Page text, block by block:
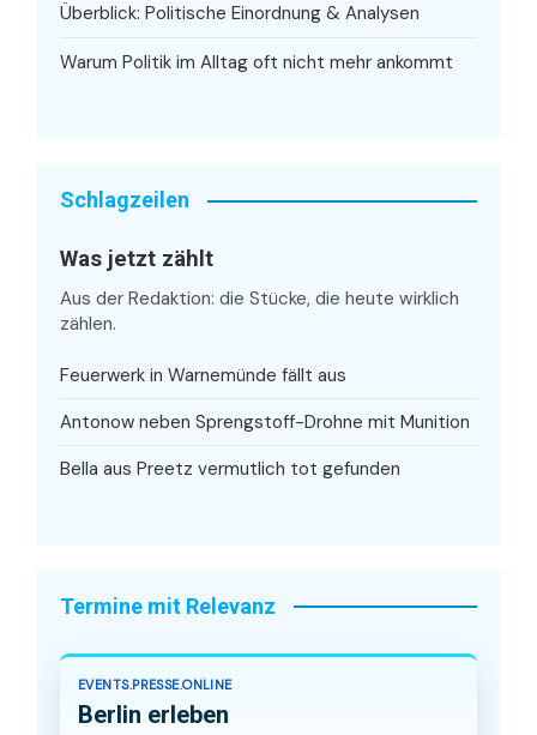
Überblick: Politische Einordnung & Analysen
Warum Politik im Alltag oft nicht mehr ankommt
Schlagzeilen
Was jetzt zählt
Aus der Redaktion: die Stücke, die heute wirklich
zählen.
Feuerwerk in Warnemünde fällt aus
Antonow neben Sprengstoff-Drohne mit Munition
Bella aus Preetz vermutlich tot gefunden
Termine mit Relevanz
EVENTS.PRESSE.ONLINE
Berlin erleben